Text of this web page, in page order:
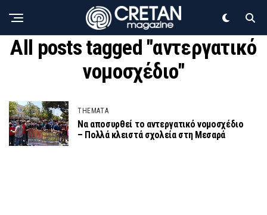
All posts tagged "αντεργατικό
νομοσχέδιο"
THEMATA
Να αποσυρθεί το αντεργατικό νομοσχέδιο
– Πολλά κλειστά σχολεία στη Μεσαρά